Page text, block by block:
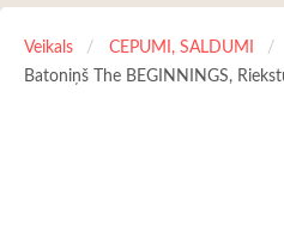
Veikals
CEPUMI, SALDUMI
Batoniņš The BEGINNINGS,